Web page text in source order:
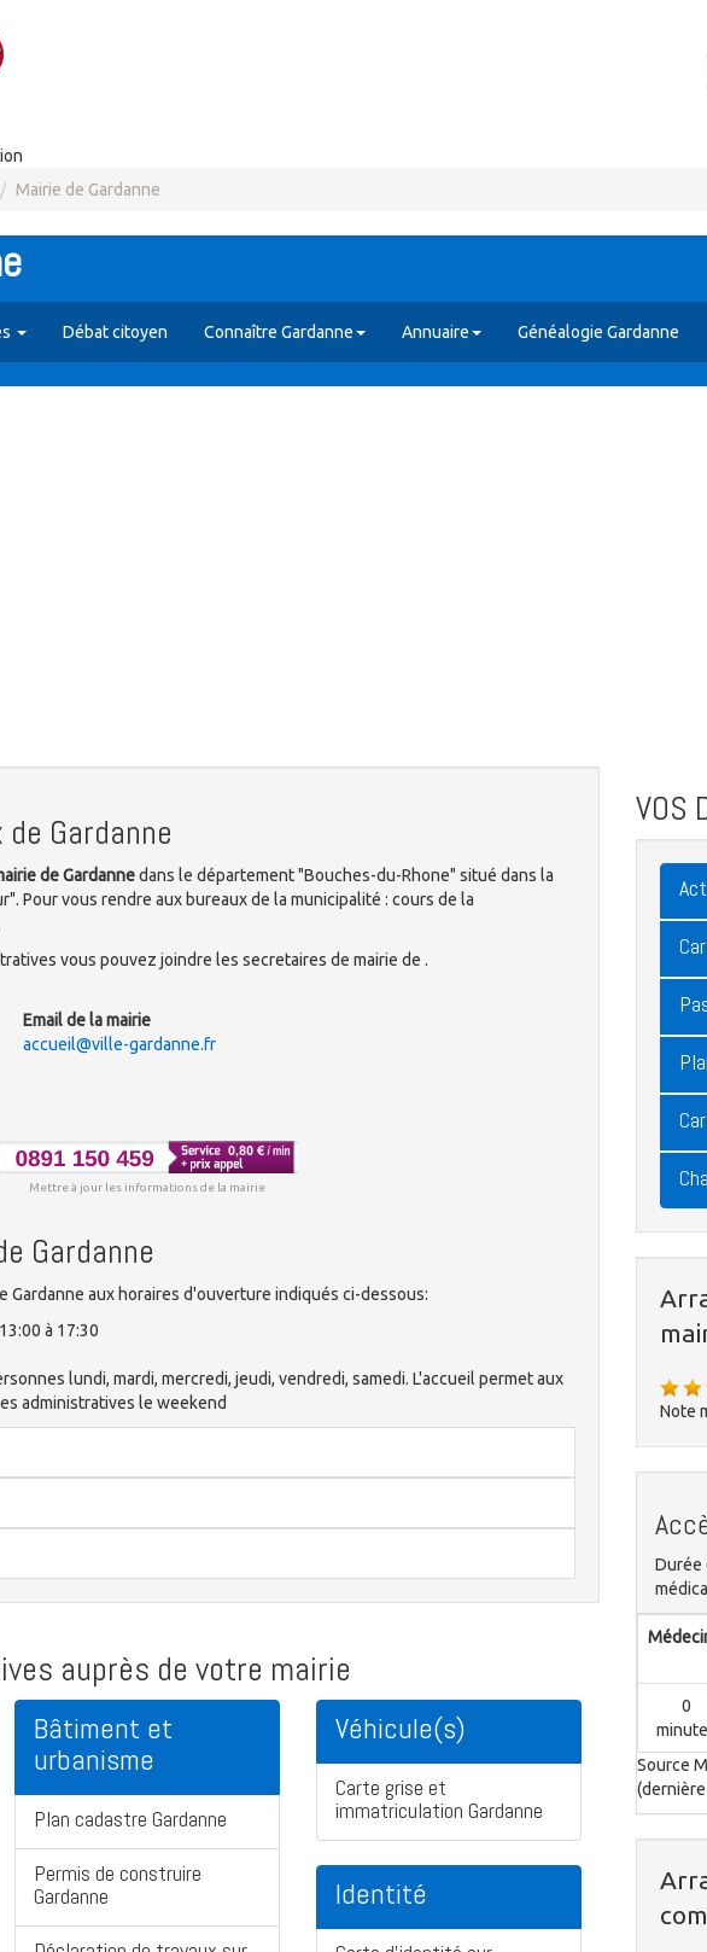
Mairie de Gardanne
Débat citoyen Connaître Gardanne Annuaire Généalogie Gardanne
Gardanne
de Gardannedans le département "Bouches-du-Rhone" situé dans la
Pour vous rendre aux bureaux de la municipalité : cours de la
vous pouvez joindre les secretaires de mairie de .
Email de la mairie
accueil@ville-gardanne.fr
Mettre à jour les informations de la mairie
Gardanne
Gardanne aux horaires d'ouverture indiqués ci-dessous:
à 17:30
lundi, mardi, mercredi, jeudi, vendredi, samedi. L'accueil permet aux
administratives le weekend
auprès de votre mairie
Bâtiment et
urbanisme
Plan cadastre Gardanne
Permis de construire
Gardanne
Véhicule(s)
Carte grise et
immatriculation Gardanne
Identité
VOS
Note
Durée
0
Source